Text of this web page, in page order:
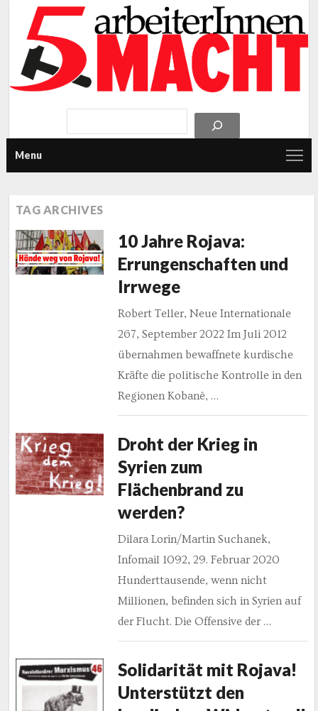
Menu
TAG ARCHIVES
10 Jahre Rojava:
Errungenschaften und
Irrwege
Robert Teller, Neue Internationale
267, September 2022 Im Juli 2012
übernahmen bewaffnete kurdische
Kräfte die politische Kontrolle in den
Regionen Kobanê, …
Droht der Krieg in
Syrien zum
Flächenbrand zu
werden?
Dilara Lorin/Martin Suchanek,
Infomail 1092, 29. Februar 2020
Hunderttausende, wenn nicht
Millionen, befinden sich in Syrien auf
der Flucht. Die Offensive der …
Solidarität mit Rojava!
Unterstützt den